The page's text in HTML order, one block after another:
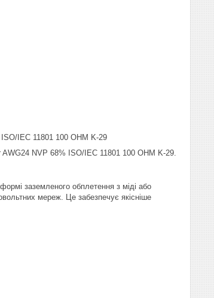
IEC 11801 100 OHM K-29
NVP 68% ISO/IEC 11801 100 OHM K-29.
заземленого обплетення з міді або
мереж. Це забезпечує якісніше